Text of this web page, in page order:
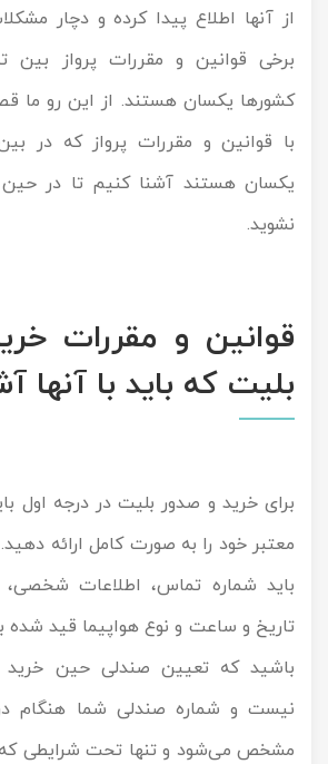
از آنها اطلاع پیدا کرده و دچار
برخی قوانین و مقررات پرواز بین
کشورها یکسان هستند. از این رو ما
با قوانین و مقررات پرواز که در
یکسان هستند آشنا کنیم تا در حین
نشوید.
قوانین و مقررات
بلیت که باید با آنها
برای خرید و صدور بلیت در درجه اول
معتبر خود را به صورت کامل ارائه
باید شماره تماس، اطلاعات شخصی،
تاریخ و ساعت و نوع هواپیما قید شده
باشید که تعیین صندلی حین خرید
نیست و شماره صندلی شما هنگام
مشخص می‌شود و تنها تحت شرایطی که
تور سوباتان
تور چابهار
تور کاشان
تور اصفهان
تور آفرود